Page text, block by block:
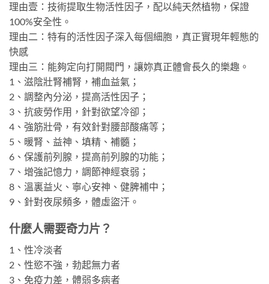
理由壹：技術提取生物活性因子，配以純天然植物，保證
100%安全性。
理由二：特有的活性因子深入每個細胞，真正實現年輕態的
快感
理由三：能夠定向打開閥門，讓妳真正體會長久的樂趣。
1、滋陰壯腎補腎，補血益氣；
2、調整內分泌，提高活性因子；
3、抗疲勞作用，針對欲望冷卻；
4、強筋壯骨，有效針對腰部酸痛等；
5、暖腎、益神、填精、補髓；
6、保護前列腺，提高前列腺的功能；
7、增強記憶力，調節神經衰弱；
8、溫裏益火、寧心安神、健脾補中；
9、針對夜尿頻多，體虛盜汗。
什麼人需要奇力片？
1、性冷淡者
2、性慾不強，勃起無力者
3、免疫力差，體弱多病者